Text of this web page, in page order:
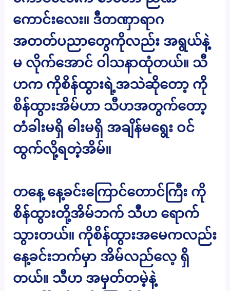
ကောင်းလေး။ ဒီတဏှာရာဂ
အတတ်ပညာတွေကိုလည်း အရွယ်နဲ့
မ လိုက်အောင် ဝါသနာထုံတယ်။ သီ
ဟက ကိုစိန်ထွားရဲ့အသဲဆိုတော့ ကို
စိန်ထွားအိမ်ဟာ သီဟအတွက်တော့
တံခါးမရှိ ဓါးမရှိ အချိန်မရွေး ဝင်
ထွက်လို့ရတဲ့အိမ်။
တနေ့ နေ့ခင်းကြောင်တောင်ကြီး ကို
စိန်ထွားတို့အိမ်ဘက် သီဟ ရောက်
သွားတယ်။ ကိုစိန်ထွားအမေကလည်း
နေ့ခင်းဘက်မှာ အိမ်လည်လေ့ ရှိ
တယ်။ သီဟ အမှတ်တမဲ့နဲ့